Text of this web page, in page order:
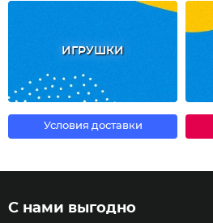
ИГРУШКИ
Условия доставки
С нами выгодно